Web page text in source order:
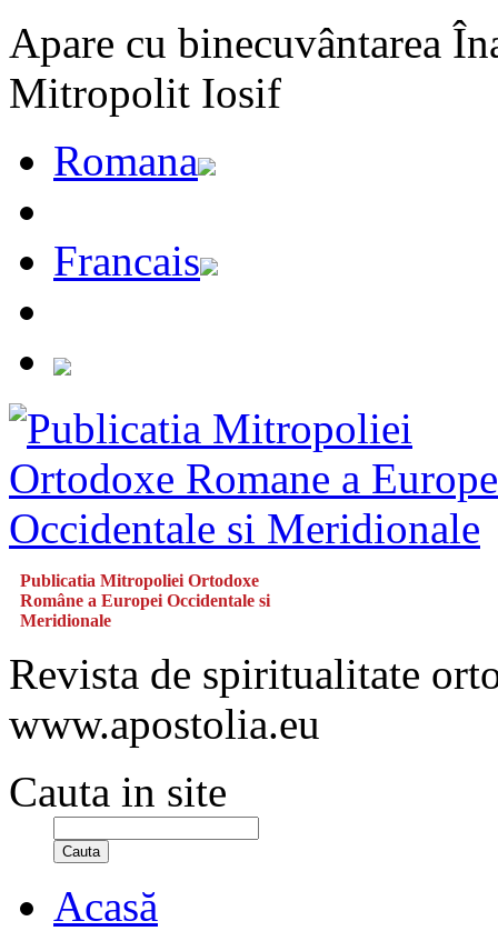
Apare cu binecuvântarea
Mitropolit Iosif
Romana
Francais
Publicatia Mitropoliei Ortodoxe
Române a Europei Occidentale si
Meridionale
Revista de spiritualitate
www.apostolia.eu
Cauta in site
Cauta
Acasă